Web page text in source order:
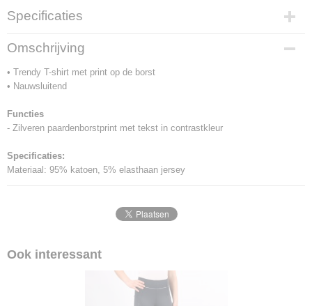
Specificaties
Bruto gewicht
1,00 Kg
Omschrijving
• Trendy T-shirt met print op de borst
• Nauwsluitend
Functies
- Zilveren paardenborstprint met tekst in contrastkleur
Specificaties:
Materiaal: 95% katoen, 5% elasthaan jersey
Ook interessant